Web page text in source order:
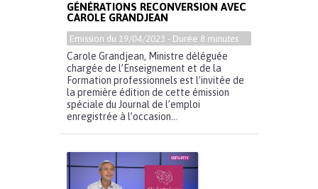
GÉNÉRATIONS RECONVERSION AVEC
CAROLE GRANDJEAN
Emission du 19/04/2023 - Durée 8 minutes
Carole Grandjean, Ministre déléguée
chargée de l’Enseignement et de la
Formation professionnels est l’invitée de
la première édition de cette émission
spéciale du Journal de l’emploi
enregistrée à l’occasion...